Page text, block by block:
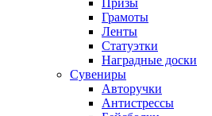
Призы
Грамоты
Ленты
Статуэтки
Наградные доски
Сувениры
Авторучки
Антистрессы